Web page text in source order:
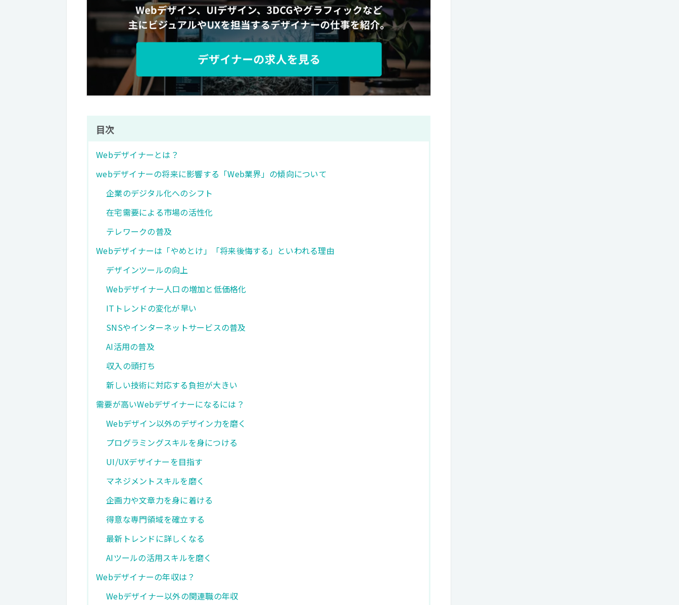
目次
Webデザイナーとは？
webデザイナーの将来に影響する「Web業界」の傾向について
企業のデジタル化へのシフト
在宅需要による市場の活性化
テレワークの普及
Webデザイナーは「やめとけ」「将来後悔する」といわれる理由
デザインツールの向上
Webデザイナー人口の増加と低価格化
ITトレンドの変化が早い
SNSやインターネットサービスの普及
AI活用の普及
収入の頭打ち
新しい技術に対応する負担が大きい
需要が高いWebデザイナーになるには？
Webデザイン以外のデザイン力を磨く
プログラミングスキルを身につける
UI/UXデザイナーを目指す
マネジメントスキルを磨く
企画力や文章力を身に着ける
得意な専門領域を確立する
最新トレンドに詳しくなる
AIツールの活用スキルを磨く
Webデザイナーの年収は？
Webデザイナー以外の関連職の年収